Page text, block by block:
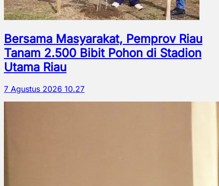
Bersama Masyarakat, Pemprov Riau
Tanam 2.500 Bibit Pohon di Stadion
Utama Riau
7 Agustus 2026 10.27